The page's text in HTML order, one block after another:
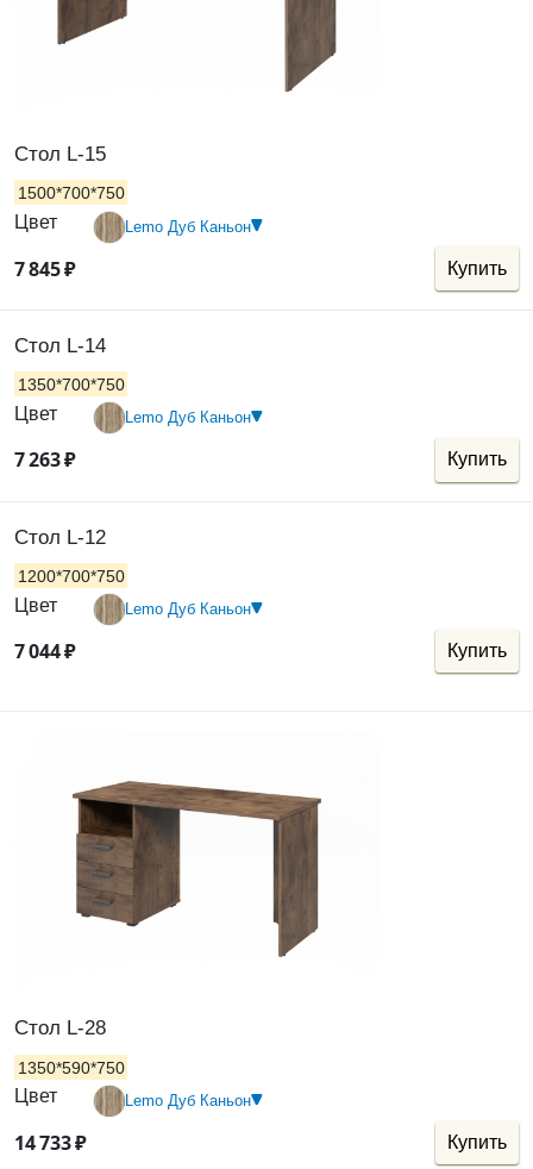
Стол L-15
1500*700*750
Цвет Lemo Дуб Каньон
7845₽ Купить
Стол L-14
1350*700*750
Цвет Lemo Дуб Каньон
7263₽ Купить
Стол L-12
1200*700*750
Цвет Lemo Дуб Каньон
7044₽ Купить
Стол L-28
1350*590*750
Цвет Lemo Дуб Каньон
14733₽ Купить